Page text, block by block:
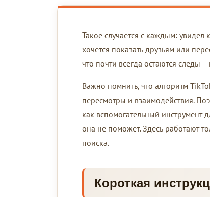
Такое случается с каждым: увидел
хочется показать друзьям или
что почти всегда остаются следы
Важно помнить, что алгоритм
пересмотры и взаимодействия.
как вспомогательный инструмент
она не поможет. Здесь работают
поиска.
Короткая